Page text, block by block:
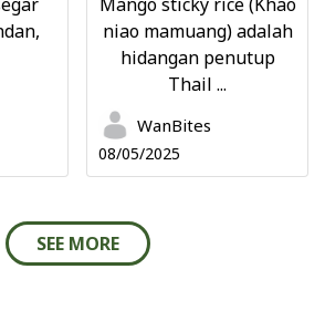
niao mamuang) adalah
hidangan penutup
Thail ...
WanBites
08/05/2025
SEE MORE